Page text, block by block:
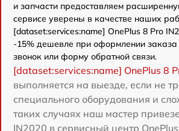
и запчасти предоставляем
сервисе уверены в качестве наших
[dataset:services:name] OnePlus 8 Pro
-15% дешевле при оформлении заказа
звонок или форму обратной связи.
[dataset:services:name] OnePlus 8
выполняется на выезде, если не
специального оборудования и
таких случаях наш мастер
IN2020 в сервисный центр